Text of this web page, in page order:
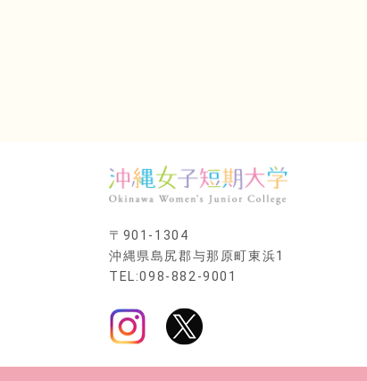
〒901-1304
沖縄県島尻郡与那原町東浜1
TEL:098-882-9001